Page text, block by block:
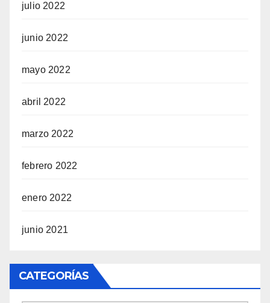
julio 2022
junio 2022
mayo 2022
abril 2022
marzo 2022
febrero 2022
enero 2022
junio 2021
CATEGORÍAS